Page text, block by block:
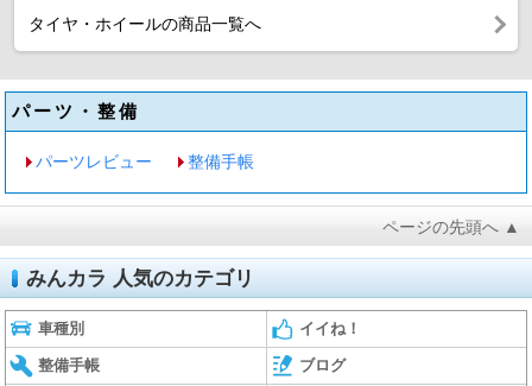
タイヤ・ホイールの商品一覧へ
パーツ・整備
パーツレビュー 整備手帳
ページの先頭へ ▲
みんカラ 人気のカテゴリ
車種別 イイね！
整備手帳 ブログ